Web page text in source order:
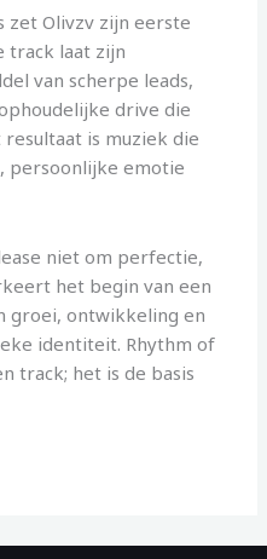
zet Olivzv zijn eerste
track laat zijn
van scherpe leads,
drive die
is muziek die
persoonlijke emotie
niet om perfectie,
het begin van een
groei, ontwikkeling en
identiteit. Rhythm of
track; het is de basis